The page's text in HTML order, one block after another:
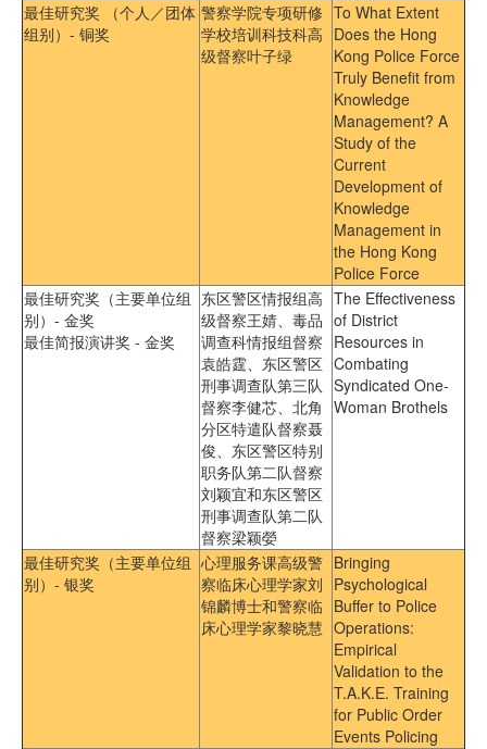
最佳研究奖 （个人／团体
组别）- 铜奖
警察学院专项研修
学校培训科技科高
级督察叶子绿
To What Extent
Does the Hong
Kong Police Force
Truly Benefit from
Knowledge
Management? A
Study of the
Current
Development of
Knowledge
Management in
the Hong Kong
Police Force
最佳研究奖（主要单位组
别）- 金奖
最佳简报演讲奖 - 金奖
东区警区情报组高
级督察王婧、毒品
调查科情报组督察
袁皓霆、东区警区
刑事调查队第三队
督察李健芯、北角
分区特遣队督察聂
俊、东区警区特别
职务队第二队督察
刘颖宜和东区警区
刑事调查队第二队
督察梁颖嫈
The Effectiveness
of District
Resources in
Combating
Syndicated One-
Woman Brothels
最佳研究奖（主要单位组
别）- 银奖
心理服务课高级警
察临床心理学家刘
锦麟博士和警察临
床心理学家黎晓慧
Bringing
Psychological
Buffer to Police
Operations:
Empirical
Validation to the
T.A.K.E. Training
for Public Order
Events Policing